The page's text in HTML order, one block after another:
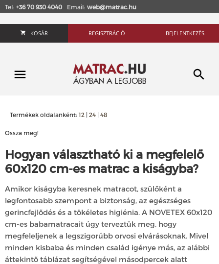
Tel: +36 70 930 4040 Email: web@matrac.hu
KOSÁR REGISZTRÁCIÓ BEJELENTKEZÉS
Termékek oldalanként: 12 | 24 | 48
Ossza meg!
Hogyan választható ki a megfelelő
60x120 cm-es matrac a kiságyba?
Amikor kiságyba keresnek matracot, szülőként a
legfontosabb szempont a biztonság, az egészséges
gerincfejlődés és a tökéletes higiénia. A NOVETEX 60x120
cm-es babamatracait úgy terveztük meg, hogy
megfeleljenek a legszigorúbb orvosi elvárásoknak. Mivel
minden kisbaba és minden család igénye más, az alábbi
áttekintő táblázat segítségével másodpercek alatt